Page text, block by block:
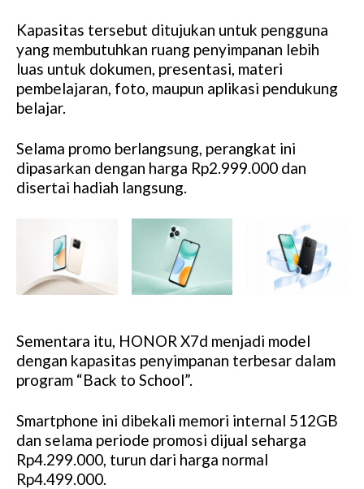
Kapasitas tersebut ditujukan untuk pengguna
yang membutuhkan ruang penyimpanan lebih
luas untuk dokumen, presentasi, materi
pembelajaran, foto, maupun aplikasi pendukung
belajar.
Selama promo berlangsung, perangkat ini
dipasarkan dengan harga Rp2.999.000 dan
disertai hadiah langsung.
Sementara itu, HONOR X7d menjadi model
dengan kapasitas penyimpanan terbesar dalam
program “Back to School”.
Smartphone ini dibekali memori internal 512GB
dan selama periode promosi dijual seharga
Rp4.299.000, turun dari harga normal
Rp4.499.000.